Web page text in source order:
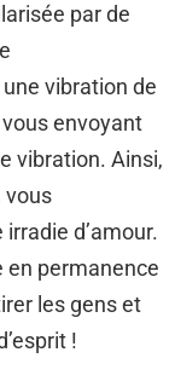
par de
vibration de
envoyant
vibration. Ainsi,
vous
d’amour.
en permanence
les gens et
!